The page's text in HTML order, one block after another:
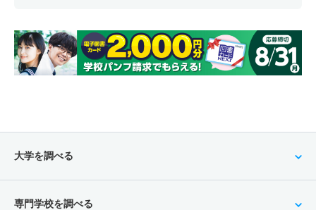
大学を調べる
専門学校を調べる